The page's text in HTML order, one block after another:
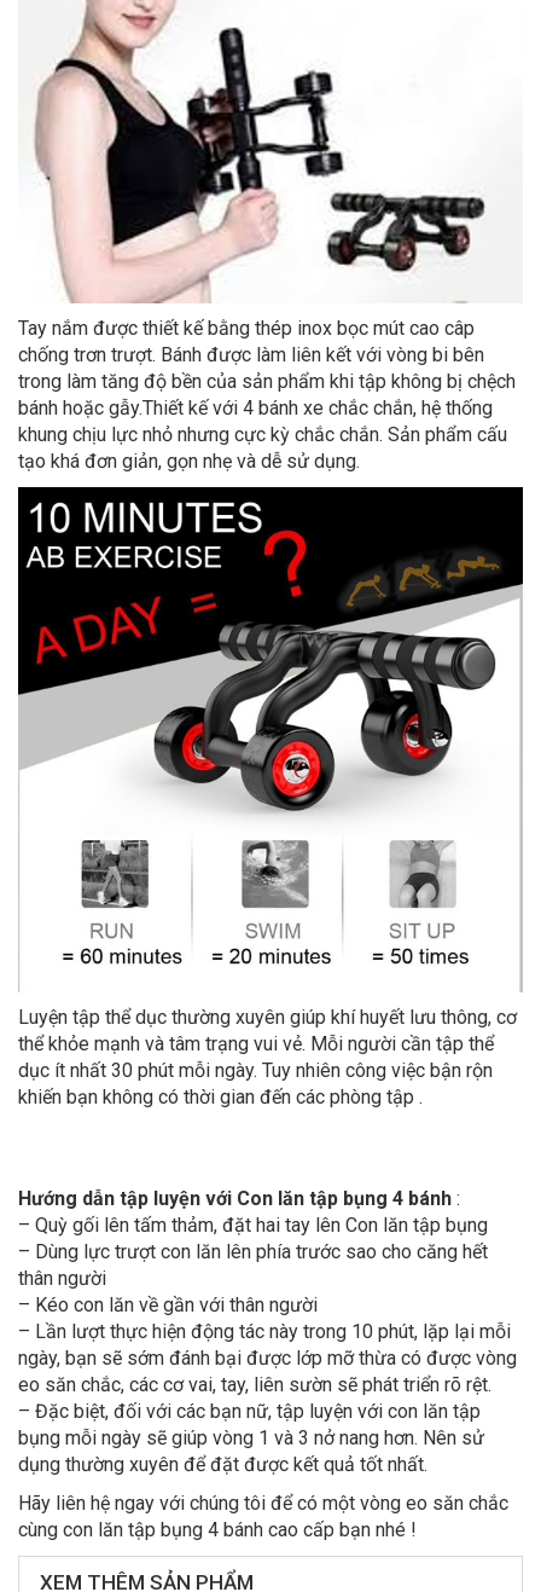
Tay nắm được thiết kế bằng thép inox bọc mút cao câp
chống trơn trượt. Bánh được làm liên kết với vòng bi bên
trong làm tăng độ bền của sản phẩm khi tập không bị chệch
bánh hoặc gẫy.Thiết kế với 4 bánh xe chắc chắn, hệ thống
khung chịu lực nhỏ nhưng cực kỳ chắc chắn. Sản phẩm cấu
tạo khá đơn giản, gọn nhẹ và dễ sử dụng.
Luyện tập thể dục thường xuyên giúp khí huyết lưu thông, cơ
thể khỏe mạnh và tâm trạng vui vẻ. Mỗi người cần tập thể
dục ít nhất 30 phút mỗi ngày. Tuy nhiên công việc bận rộn
khiến bạn không có thời gian đến các phòng tập .
Hướng dẫn tập luyện với Con lăn tập bụng 4 bánh :
– Quỳ gối lên tấm thảm, đặt hai tay lên Con lăn tập bụng
– Dùng lực trượt con lăn lên phía trước sao cho căng hết
thân người
– Kéo con lăn về gần với thân người
– Lần lượt thực hiện động tác này trong 10 phút, lặp lại mỗi
ngày, bạn sẽ sớm đánh bại được lớp mỡ thừa có được vòng
eo săn chắc, các cơ vai, tay, liên sườn sẽ phát triển rõ rệt.
– Đặc biệt, đối với các bạn nữ, tập luyện với con lăn tập
bụng mỗi ngày sẽ giúp vòng 1 và 3 nở nang hơn. Nên sử
dụng thường xuyên để đặt được kết quả tốt nhất.​
Hãy liên hệ ngay với chúng tôi để có một vòng eo săn chắc
cùng con lăn tập bụng 4 bánh cao cấp bạn nhé !
XEM THÊM SẢN PHẨM